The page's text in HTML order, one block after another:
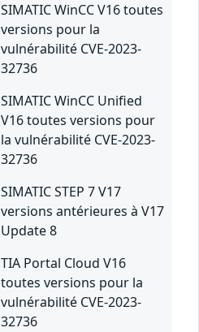
SIMATIC WinCC V16 toutes
versions pour la
vulnérabilité CVE-2023-
32736
SIMATIC WinCC Unified
V16 toutes versions pour
la vulnérabilité CVE-2023-
32736
SIMATIC STEP 7 V17
versions antérieures à V17
Update 8
TIA Portal Cloud V16
toutes versions pour la
vulnérabilité CVE-2023-
32736